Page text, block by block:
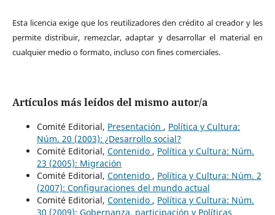
Esta licencia exige que los reutilizadores den crédito al creador y les
permite distribuir, remezclar, adaptar y desarrollar el material en
cualquier medio o formato, incluso con fines comerciales.
Artículos más leídos del mismo autor/a
Comité Editorial, Presentación , Política y Cultura:
Núm. 20 (2003): ¿Desarrollo social?
Comité Editorial, Contenido , Política y Cultura: Núm.
23 (2005): Migración
Comité Editorial, Contenido , Política y Cultura: Núm. 2
(2007): Configuraciones del mundo actual
Comité Editorial, Contenido , Política y Cultura: Núm.
30 (2009): Gobernanza, participación y Políticas